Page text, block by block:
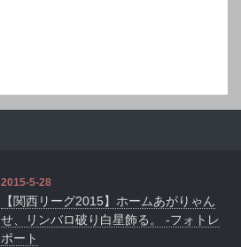
2015-5-28
【関西リーグ2015】ホームあがりゃん
せ、リンバロ破り白星飾る。 -フォトレ
ポート